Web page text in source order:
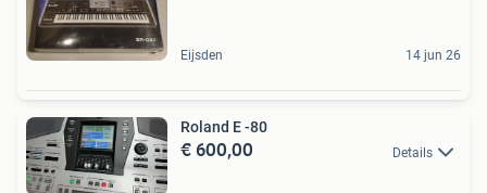
Eijsden 14 jun 26
Roland E -80
€ 600,00 Details